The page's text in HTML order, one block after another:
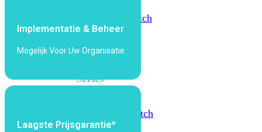
FortiSwitch
1048G
FortiSwitch
Series
FortiSwitch
2048F-
Implementatie & Beheer
Mogelijk Voor Uw Organisatie
Laagste Prijsgarantie*